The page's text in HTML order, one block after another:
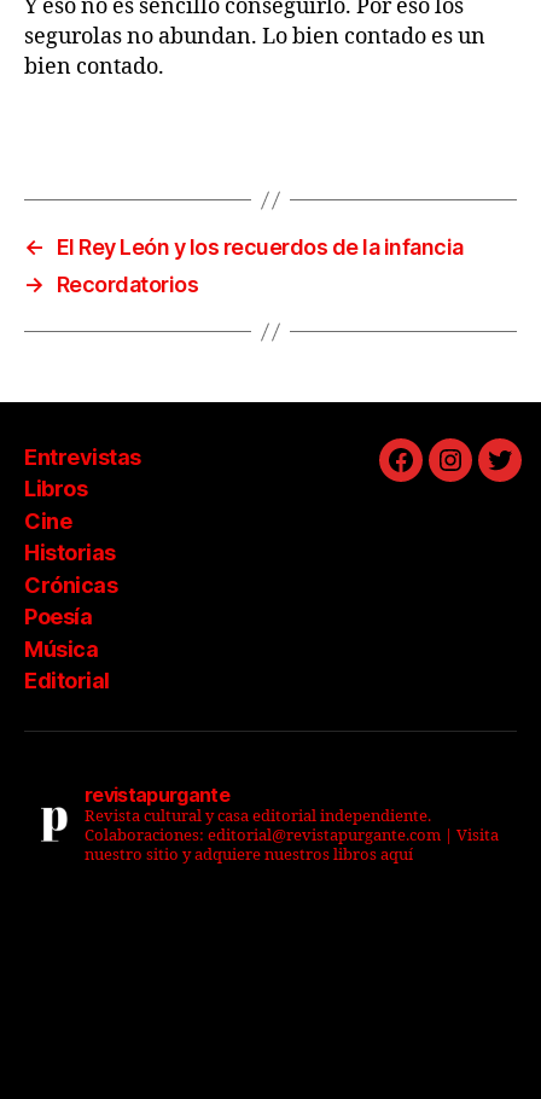
Y eso no es sencillo conseguirlo. Por eso los
segurolas no abundan. Lo bien contado es un
bien contado.
←
El Rey León y los recuerdos de la infancia
→
Recordatorios
Entrevistas
Libros
Cine
Historias
Crónicas
Poesía
Música
Editorial
Facebook
revistapurgante
Revista cultural y casa editorial independiente.
Colaboraciones: editorial@revistapurgante.com | Visita
nuestro sitio y adquiere nuestros libros aquí